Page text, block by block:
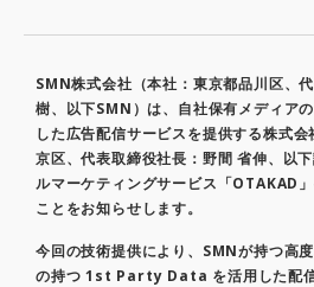
SMN株式会社（本社：東京都品川区、
樹、以下SMN）は、自社保有メディ
した広告配信サービスを提供する株式
京区、代表取締役社長：野間 省伸、以
ルマーケティングサービス「OTAKAD
ことをお知らせします。
今回の技術提供により、SMNが持つ高
の持つ 1st Party Data を活用した配信